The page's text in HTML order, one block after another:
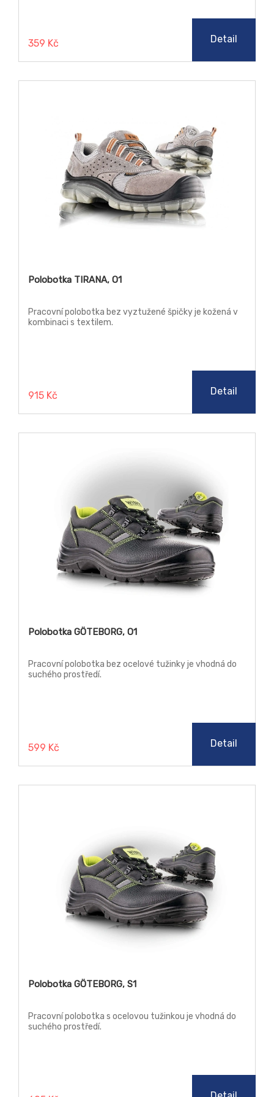
359 Kč Detail
Polobotka TIRANA, O1
Pracovní polobotka bez vyztužené špičky je kožená v
kombinaci s textilem.
915 Kč Detail
Polobotka GÖTEBORG, O1
Pracovní polobotka bez ocelové tužinky je vhodná do
suchého prostředí.
599 Kč Detail
Polobotka GÖTEBORG, S1
Pracovní polobotka s ocelovou tužinkou je vhodná do
suchého prostředí.